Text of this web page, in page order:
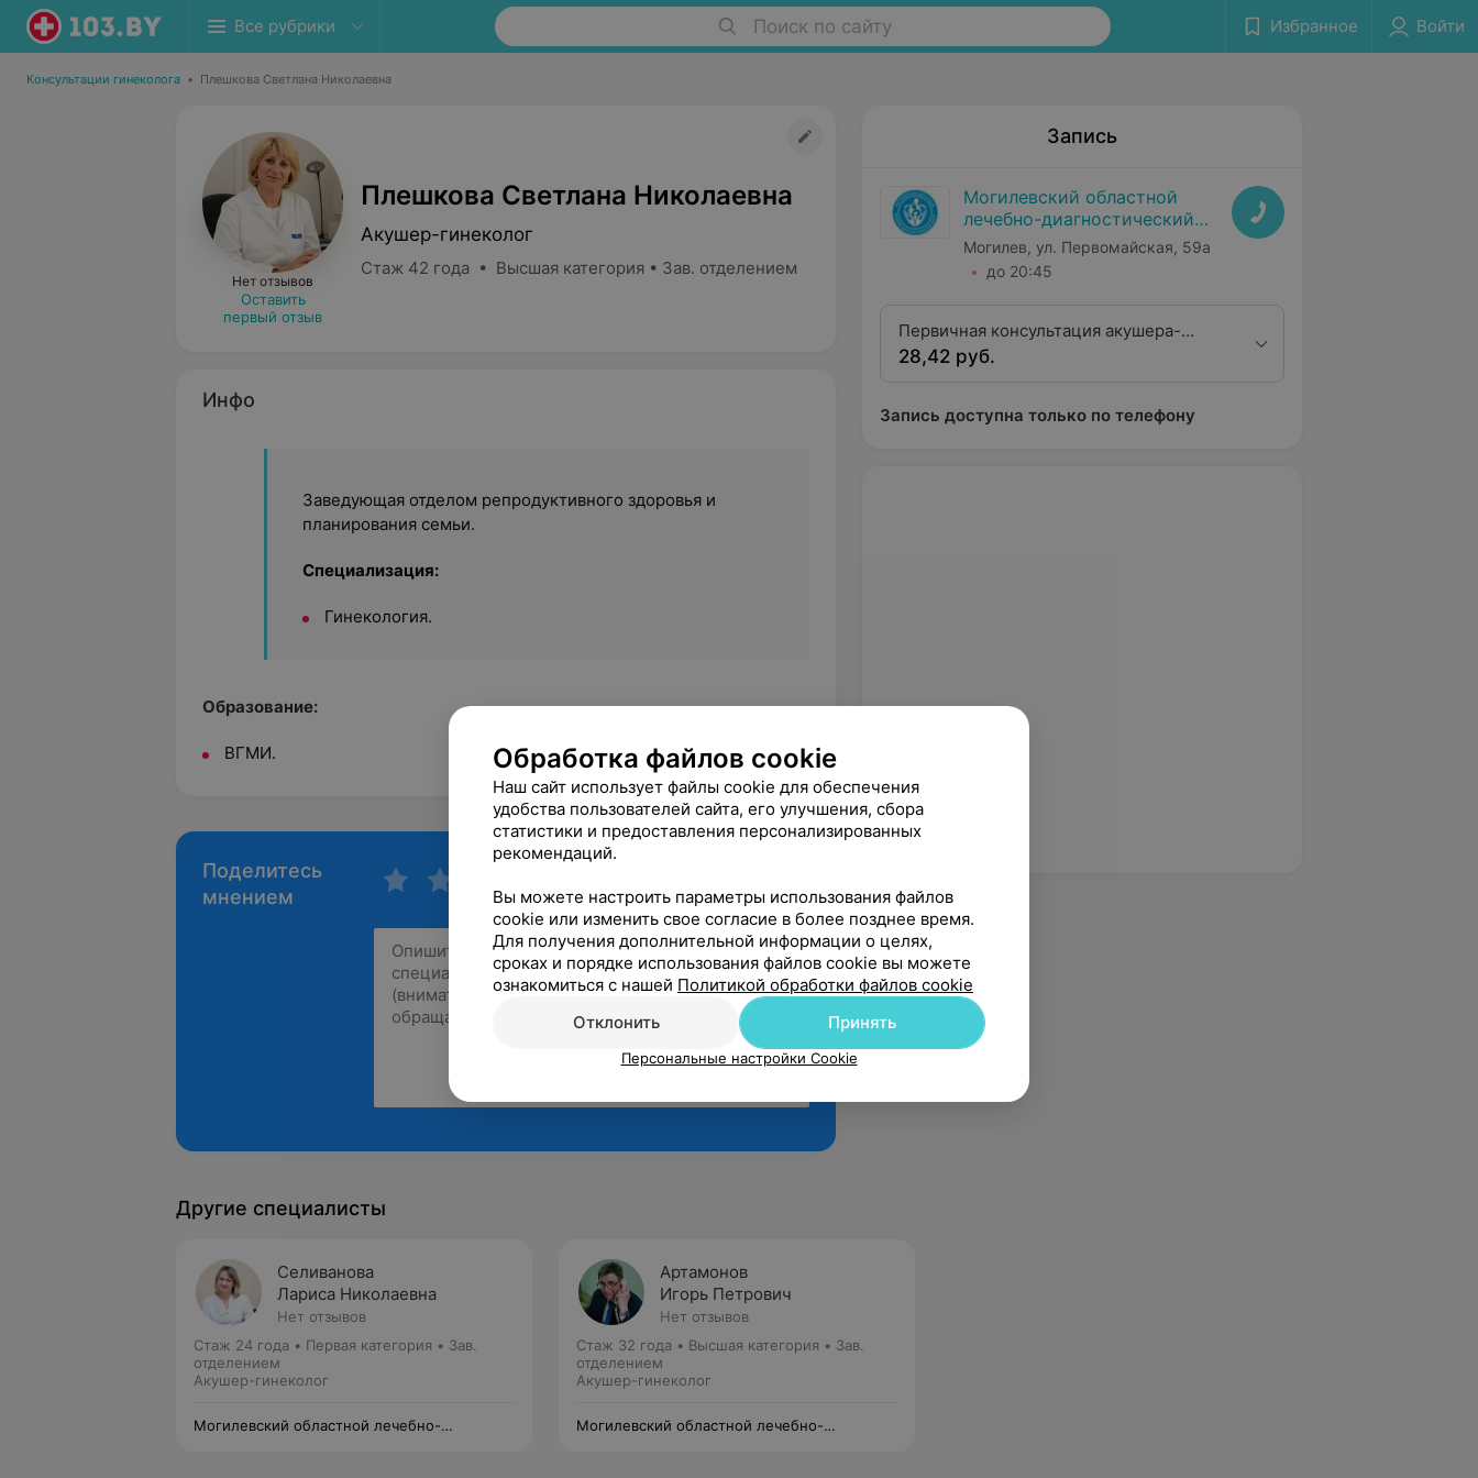
Все рубрики Поиск по сайту Избранное Войти
Консультации гинеколога • Плешкова Светлана Николаевна
Нет отзывов
Оставить
первый отзыв
Плешкова Светлана Николаевна
Акушер-гинеколог
Стаж 42 года • Высшая категория • Зав. отделением
Инфо
Заведующая отделом репродуктивного здоровья и
планирования семьи.
Специализация:
Гинекология.
Образование:
ВГМИ.
Поделитесь
мнением
Запись
Могилевский областной
лечебно-диагностический
центр
Могилев, ул. Первомайская, 59а
до 20:45
Первичная консультация акушера-
гинеколога высшей квалификационной
28,42 руб.
Запись доступна только по телефону
Другие специалисты
Селиванова
Лариса Николаевна
Нет отзывов
Стаж 24 года • Первая категория • Зав.
отделением
Акушер-гинеколог
Могилевский областной лечебно-
Артамонов
Игорь Петрович
Нет отзывов
Стаж 32 года • Высшая категория • Зав.
отделением
Акушер-гинеколог
Могилевский областной лечебно-
Обработка файлов cookie
Наш сайт использует файлы cookie для обеспечения
удобства пользователей сайта, его улучшения, сбора
статистики и предоставления персонализированных
рекомендаций.
Вы можете настроить параметры использования файлов
cookie или изменить свое согласие в более позднее время.
Для получения дополнительной информации о целях,
сроках и порядке использования файлов cookie вы можете
ознакомиться с нашей Политикой обработки файлов cookie
Отклонить
Принять
Персональные настройки Cookie